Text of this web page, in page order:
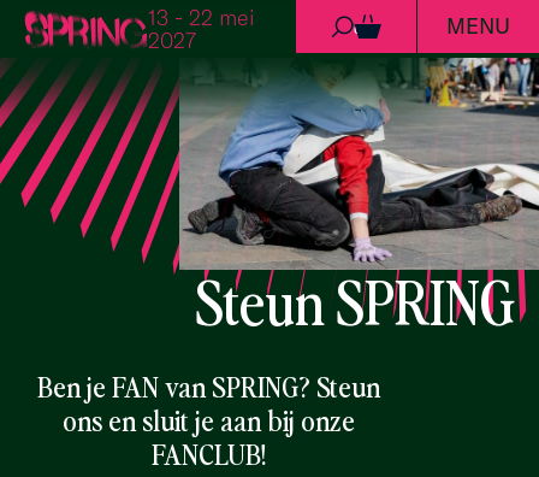
Ga naar de inhoud
13 - 22 mei
2027
0 MENU
Steun SPRING
Ben je FAN van SPRING? Steun
ons en sluit je aan bij onze
FANCLUB!